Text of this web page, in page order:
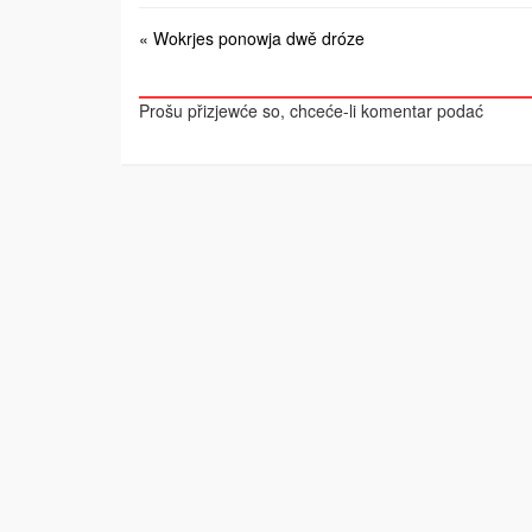
« Wokrjes ponowja dwě dróze
Prošu přizjewće so, chceće-li komentar podać